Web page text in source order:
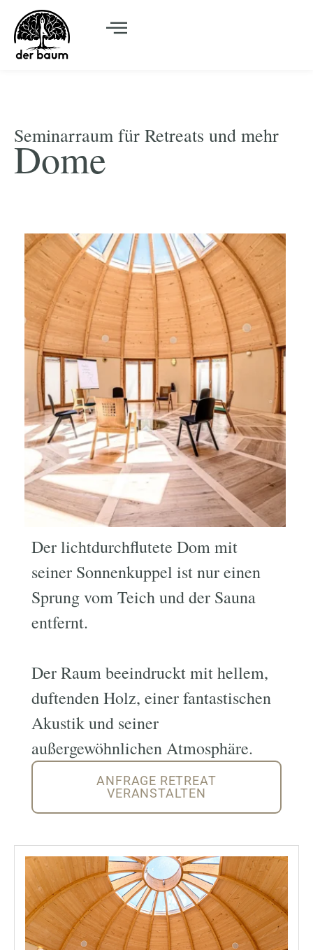
Seminarraum für Retreats und mehr
Dome
Der lichtdurchflutete Dom mit
seiner Sonnenkuppel ist nur einen
Sprung vom Teich und der Sauna
entfernt.
Der Raum beeindruckt mit hellem,
duftenden Holz, einer fantastischen
Akustik und seiner
außergewöhnlichen Atmosphäre.
ANFRAGE RETREAT
VERANSTALTEN